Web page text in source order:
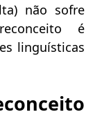
não sofre
é
linguísticas